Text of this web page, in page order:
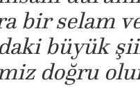
bir selam
büyük
doğru